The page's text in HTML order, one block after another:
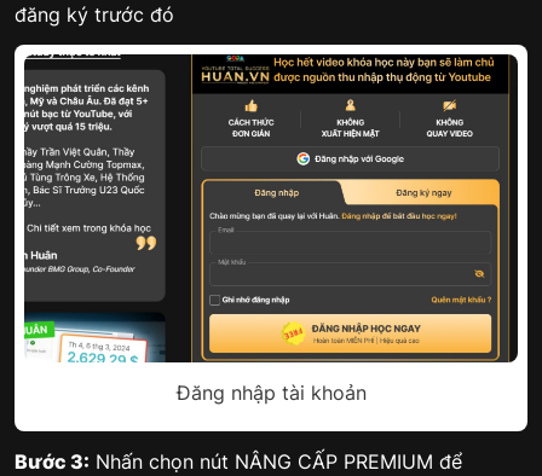
đăng ký trước đó
Đăng nhập tài khoản
Bước 3: Nhấn chọn nút NÂNG CẤP PREMIUM để